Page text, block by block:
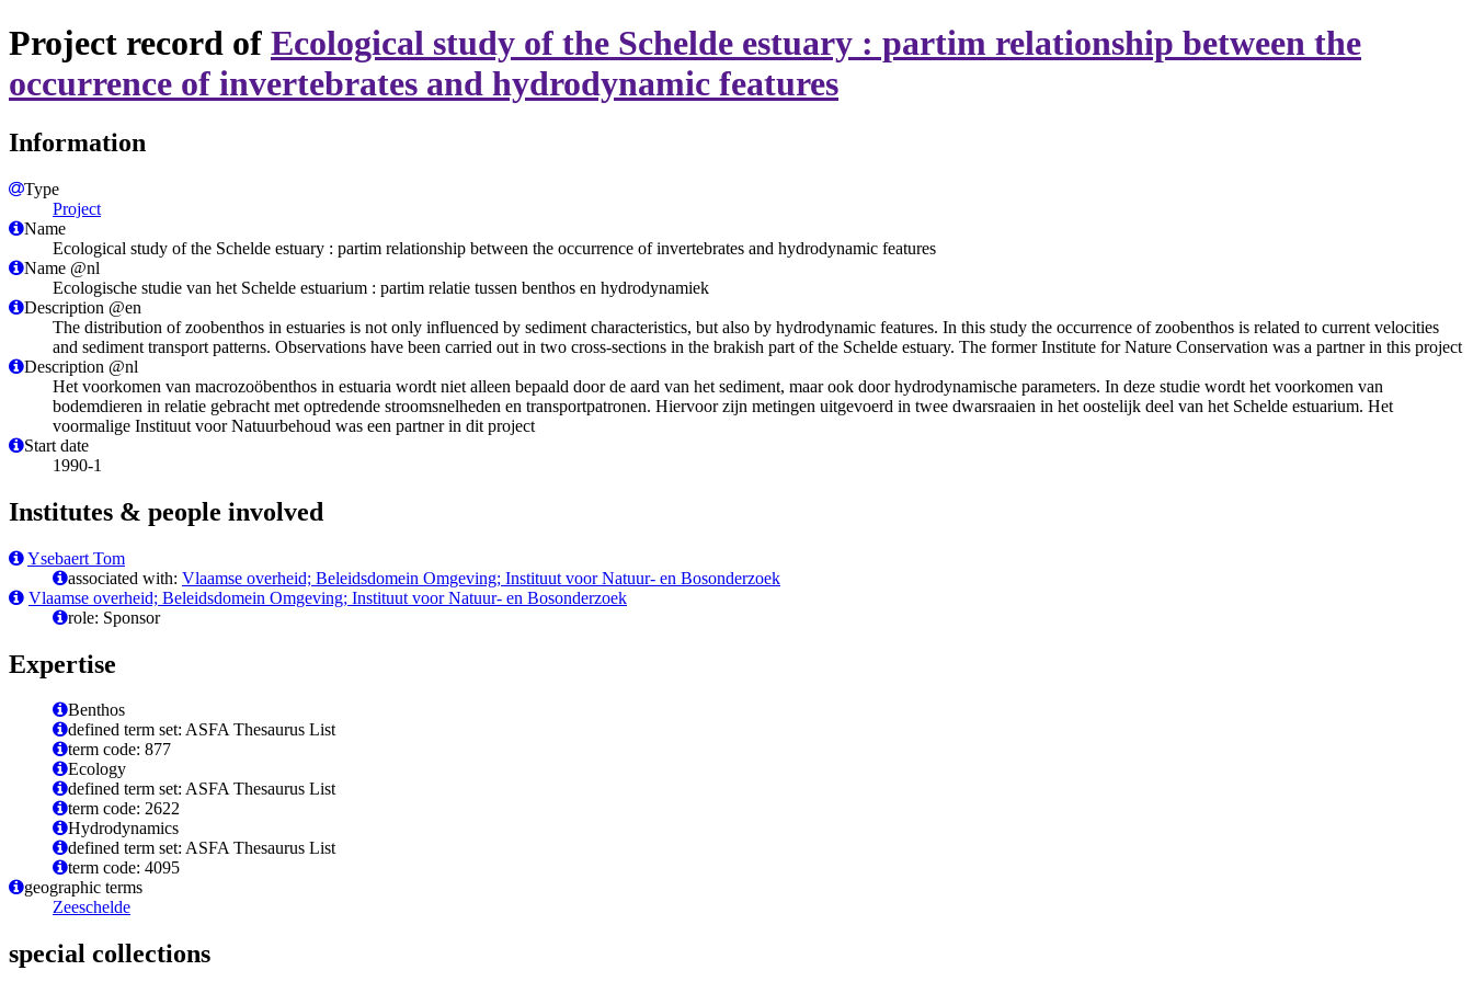
Project record of Ecological study of the Schelde estuary : partim relationship between the
occurrence of invertebrates and hydrodynamic features
Information
Type
Project
Name
Ecological study of the Schelde estuary : partim relationship between the occurrence of invertebrates and hydrodynamic features
Name @nl
Ecologische studie van het Schelde estuarium : partim relatie tussen benthos en hydrodynamiek
Description @en
The distribution of zoobenthos in estuaries is not only influenced by sediment characteristics, but also by hydrodynamic features. In this study the occurrence of zoobenthos is related to current velocities
and sediment transport patterns. Observations have been carried out in two cross-sections in the brakish part of the Schelde estuary. The former Institute for Nature Conservation was a partner in this project
Description @nl
Het voorkomen van macrozoöbenthos in estuaria wordt niet alleen bepaald door de aard van het sediment, maar ook door hydrodynamische parameters. In deze studie wordt het voorkomen van
bodemdieren in relatie gebracht met optredende stroomsnelheden en transportpatronen. Hiervoor zijn metingen uitgevoerd in twee dwarsraaien in het oostelijk deel van het Schelde estuarium. Het
voormalige Instituut voor Natuurbehoud was een partner in dit project
Start date
1990-1
Institutes & people involved
Ysebaert Tom
associated with: Vlaamse overheid; Beleidsdomein Omgeving; Instituut voor Natuur- en Bosonderzoek
Vlaamse overheid; Beleidsdomein Omgeving; Instituut voor Natuur- en Bosonderzoek
role: Sponsor
Expertise
Benthos
defined term set: ASFA Thesaurus List
term code: 877
Ecology
defined term set: ASFA Thesaurus List
term code: 2622
Hydrodynamics
defined term set: ASFA Thesaurus List
term code: 4095
geographic terms
Zeeschelde
special collections